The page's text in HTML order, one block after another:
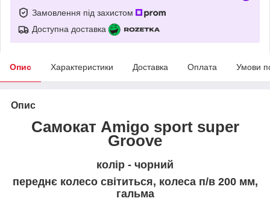
Замовлення під захистом
Доступна доставка
Опис Характеристики Доставка Оплата Умови
Опис
Cамокат Amigo sport super
Groove
колір - чорний
переднє колесо світиться, колеса п/в 200 мм,
гальма